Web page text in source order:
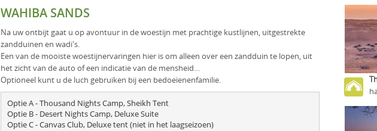
WAHIBA SANDS
Na uw ontbijt gaat u op avontuur in de woestijn met prachtige kustlijnen, uitgestrekte
zandduinen en wadi's.
Een van de mooiste woestijnervaringen hier is om alleen over een zandduin te lopen, uit
het zicht van de auto of een indicatie van de mensheid…
Optioneel kunt u de luch gebruiken bij een bedoeïenenfamilie.
Optie A - Thousand Nights Camp, Sheikh Tent
Optie B - Desert Nights Camp, Deluxe Suite
Optie C - Canvas Club, Deluxe tent (niet in het laagseizoen)